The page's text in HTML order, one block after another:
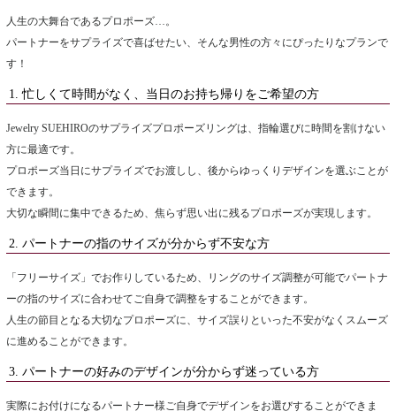
人生の大舞台であるプロポーズ…。
パートナーをサプライズで喜ばせたい、そんな男性の方々にぴったりなプランで
す！
1. 忙しくて時間がなく、当日のお持ち帰りをご希望の方
Jewelry SUEHIROのサプライズプロポーズリングは、指輪選びに時間を割けない
方に最適です。
プロポーズ当日にサプライズでお渡しし、後からゆっくりデザインを選ぶことが
できます。
大切な瞬間に集中できるため、焦らず思い出に残るプロポーズが実現します。
2. パートナーの指のサイズが分からず不安な方
「フリーサイズ」でお作りしているため、リングのサイズ調整が可能でパートナ
ーの指のサイズに合わせてご自身で調整をすることができます。
人生の節目となる大切なプロポーズに、サイズ誤りといった不安がなくスムーズ
に進めることができます。
3. パートナーの好みのデザインが分からず迷っている方
実際にお付けになるパートナー様ご自身でデザインをお選びすることができま